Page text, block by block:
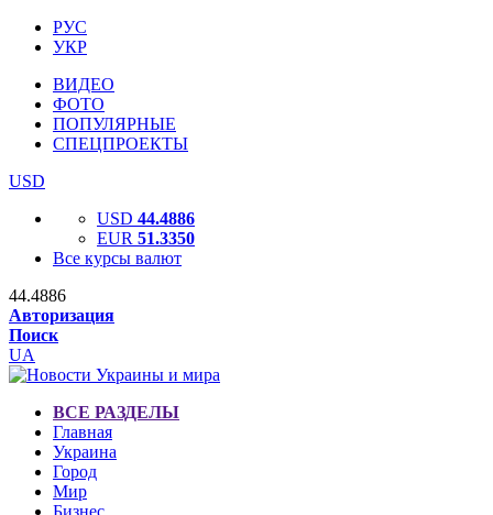
РУС
УКР
ВИДЕО
ФОТО
ПОПУЛЯРНЫЕ
СПЕЦПРОЕКТЫ
USD
USD 44.4886
EUR 51.3350
Все курсы валют
44.4886
Авторизация
Поиск
UA
ВСЕ РАЗДЕЛЫ
Главная
Украина
Город
Мир
Бизнес